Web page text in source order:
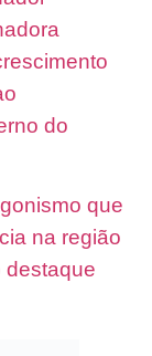
do
que
na região
destaque